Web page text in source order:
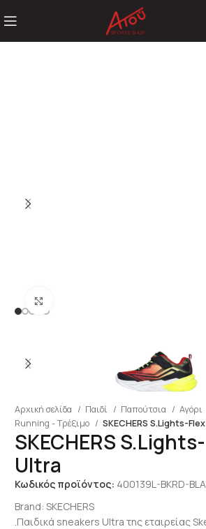
Αρχική σελίδα Παιδί Παπούτσια
Αγόρι
Running - Τρέξιμο
SKECHERS S.Lights-
SKECHERS
Ultra
Κωδικός προϊόντος: 400139L-BKRD-
Brand: SKECHERS
.Παιδικά sneakers Ultra της εταιρείας